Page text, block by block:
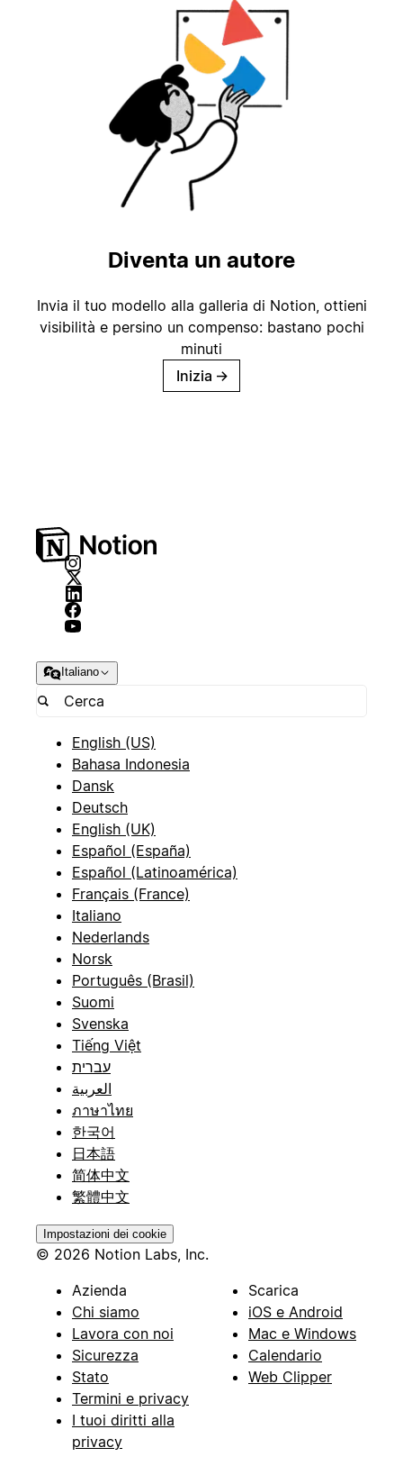
Diventa un autore
Invia il tuo modello alla galleria di Notion, ottieni
visibilità e persino un compenso: bastano pochi
minuti
Inizia →
Italiano
English (US)
Bahasa Indonesia
Dansk
Deutsch
English (UK)
Español (España)
Español (Latinoamérica)
Français (France)
Italiano
Nederlands
Norsk
Português (Brasil)
Suomi
Svenska
Tiếng Việt
עברית
العربية
ภาษาไทย
한국어
日本語
简体中文
繁體中文
Impostazioni dei cookie
© 2026 Notion Labs, Inc.
Azienda
Chi siamo
Lavora con noi
Sicurezza
Stato
Termini e privacy
I tuoi diritti alla
privacy
Scarica
iOS e Android
Mac e Windows
Calendario
Web Clipper